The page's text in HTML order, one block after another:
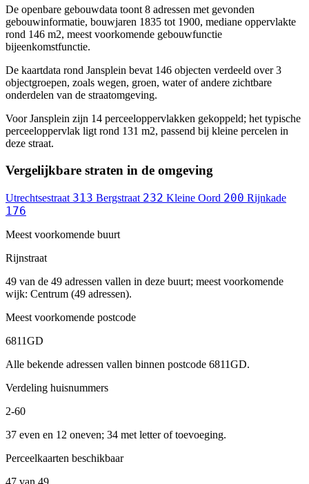
De openbare gebouwdata toont 8 adressen met gevonden
gebouwinformatie, bouwjaren 1835 tot 1900, mediane oppervlakte
rond 146 m2, meest voorkomende gebouwfunctie
bijeenkomstfunctie.
De kaartdata rond Jansplein bevat 146 objecten verdeeld over 3
objectgroepen, zoals wegen, groen, water of andere zichtbare
onderdelen van de straatomgeving.
Voor Jansplein zijn 14 perceeloppervlakken gekoppeld; het typische
perceeloppervlak ligt rond 131 m2, passend bij kleine percelen in
deze straat.
Vergelijkbare straten in de omgeving
Utrechtsestraat 313 Bergstraat 232 Kleine Oord 200 Rijnkade
176
Meest voorkomende buurt
Rijnstraat
49 van de 49 adressen vallen in deze buurt; meest voorkomende
wijk: Centrum (49 adressen).
Meest voorkomende postcode
6811GD
Alle bekende adressen vallen binnen postcode 6811GD.
Verdeling huisnummers
2-60
37 even en 12 oneven; 34 met letter of toevoeging.
Perceelkaarten beschikbaar
47 van 49